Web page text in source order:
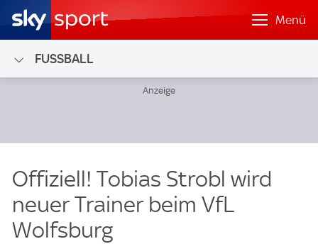
Menü
FUSSBALL
Offiziell! Tobias Strobl wird
neuer Trainer beim VfL
Wolfsburg